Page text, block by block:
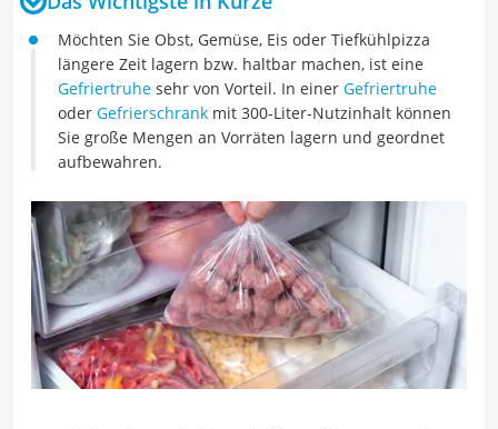
Möchten Sie Obst, Gemüse, Eis oder Tiefkühlpizza
längere Zeit lagern bzw. haltbar machen, ist eine
Gefriertruhe sehr von Vorteil. In einer Gefriertruhe
oder Gefrierschrank mit 300-Liter-Nutzinhalt können
Sie große Mengen an Vorräten lagern und geordnet
aufbewahren.